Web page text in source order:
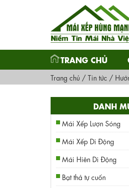
TRANG CHỦ
Trang chủ / Tin tức /
DANH
Mái Xếp Lượn Sóng
Mái Xếp Di Động
Mái Hiên Di Động
Bạt thả tự cuốn